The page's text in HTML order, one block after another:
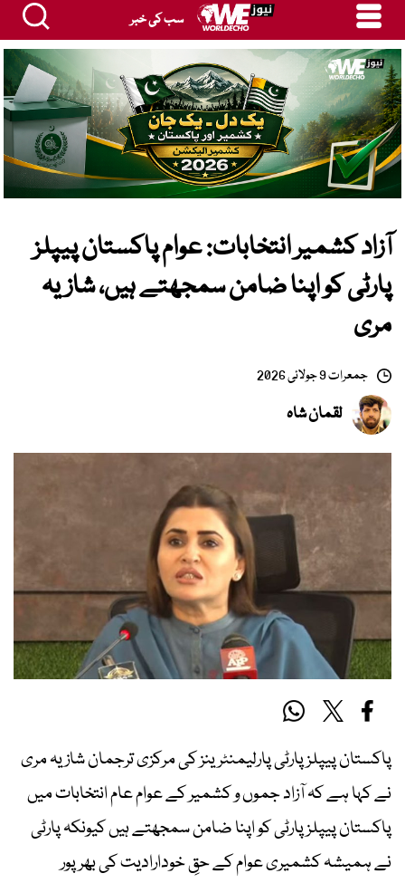
سب کی خبر
آزاد کشمیر انتخابات: عوام پاکستان پیپلز
پارٹی کو اپنا ضامن سمجھتے ہیں، شازیہ
مری
جمعرات 9 جولائی 2026
لقمان شاہ
پاکستان پیپلز پارٹی پارلیمنٹرینز کی مرکزی ترجمان شازیہ مری
نے کہا ہے کہ آزاد جموں و کشمیر کے عوام عام انتخابات میں
پاکستان پیپلز پارٹی کو اپنا ضامن سمجھتے ہیں کیونکہ پارٹی
نے ہمیشہ کشمیری عوام کے حقِ خودارادیت کی بھرپور